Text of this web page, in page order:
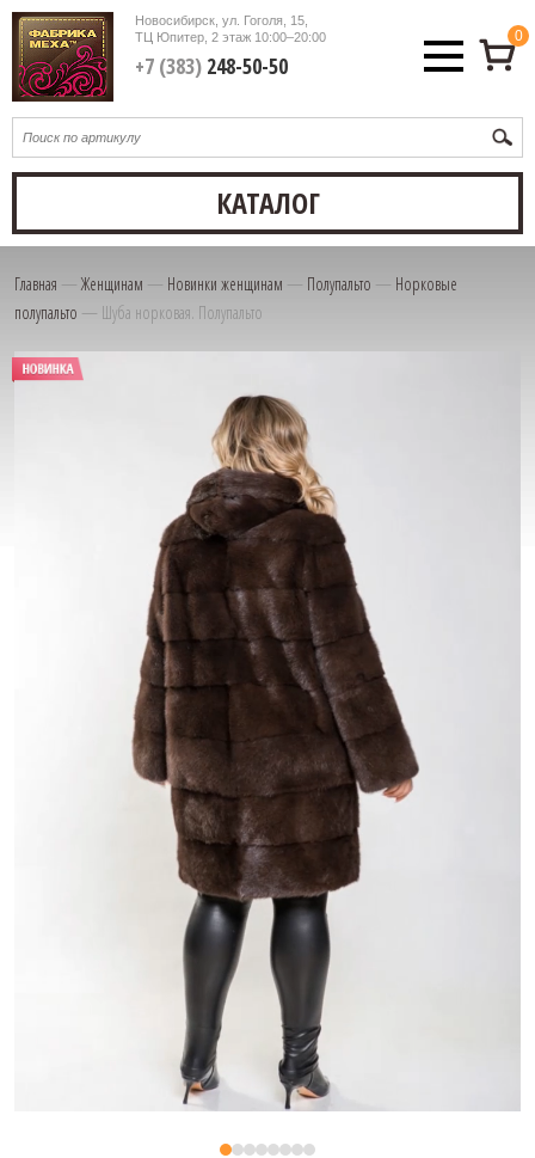
Новосибирск, ул. Гоголя, 15,
ТЦ Юпитер, 2 этаж10:00–20:00
+7 (383)248-50-50
0
КАТАЛОГ
Главная — Женщинам — Новинки женщинам — Полупальто — Норковые
полупальто — Шуба норковая. Полупальто